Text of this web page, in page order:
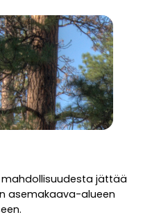
jättää
asemakaava-alueen